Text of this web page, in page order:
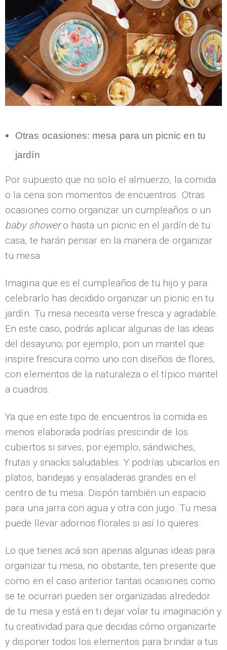
Otras ocasiones: mesa para un picnic en tu
jardín
Por supuesto que no solo el almuerzo, la comida
o la cena son momentos de encuentros. Otras
ocasiones como organizar un cumpleaños o un
baby showero hasta un picnic en el jardín de tu
casa, te harán pensar en la manera de organizar
tu mesa
Imagina que es el cumpleaños de tu hijo y para
celebrarlo has decidido organizar un picnic en tu
jardín. Tu mesa necesita verse fresca y agradable.
En este caso, podrás aplicar algunas de las ideas
del desayuno; por ejemplo, pon un mantel que
inspire frescura como uno con diseños de flores,
con elementos de la naturaleza o el típico mantel
a cuadros.
Ya que en este tipo de encuentros la comida es
menos elaborada podrías prescindir de los
cubiertos si sirves, por ejemplo, sándwiches,
frutas y snacks saludables. Y podrías ubicarlos en
platos, bandejas y ensaladeras grandes en el
centro de tu mesa. Dispón también un espacio
para una jarra con agua y otra con jugo. Tu mesa
puede llevar adornos florales si así lo quieres.
Lo que tienes acá son apenas algunas ideas para
organizar tu mesa, no obstante, ten presente que
como en el caso anterior tantas ocasiones como
se te ocurran pueden ser organizadas alrededor
de tu mesa y está en ti dejar volar tu imaginación y
tu creatividad para que decidas cómo organizarte
y disponer todos los elementos para brindar a tus